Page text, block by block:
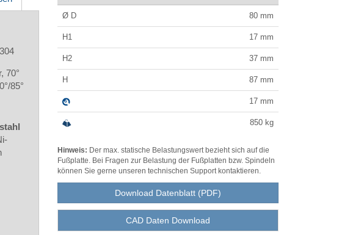
70°
85°
Ø D 80mm
H1 17mm
H2 37mm
H 87mm
17mm
850kg
Hinweis: Der max. statische Belastungswert bezieht sich auf die
Fußplatte. Bei Fragen zur Belastung der Fußplatten bzw. Spindeln
können Sie gerne unseren technischen Support kontaktieren.
Download Datenblatt (PDF)
CAD Daten Download